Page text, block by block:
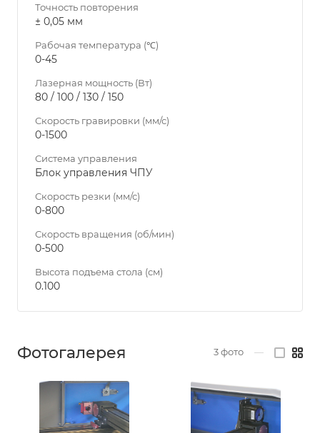
Точность повторения
± 0,05 мм
Рабочая температура (℃)
0-45
Лазерная мощность (Вт)
80 / 100 / 130 / 150
Скорость гравировки (мм/с)
0-1500
Система управления
Блок управления ЧПУ
Скорость резки (мм/с)
0-800
Скорость вращения (об/мин)
0-500
Высота подъема стола (см)
0.100
Фотогалерея 3фото —